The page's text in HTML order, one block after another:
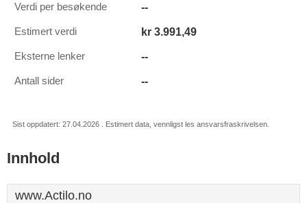
Verdi per besøkende --
Estimert verdi kr 3.991,49
Eksterne lenker --
Antall sider --
Sist oppdatert: 27.04.2026 . Estimert data, vennligst les ansvarsfraskrivelsen.
Innhold
www.Actilo.no